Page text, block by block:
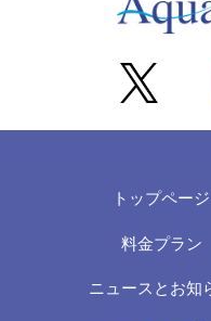
トップページ
料金プラン
ニュースとお知